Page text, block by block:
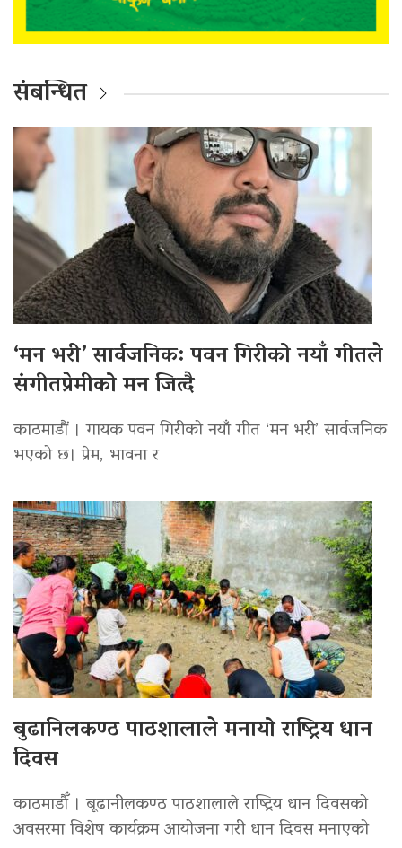
संबन्धित
‘मन भरी’ सार्वजनिक: पवन गिरीको नयाँ गीतले
संगीतप्रेमीको मन जित्दै
काठमाडौं । गायक पवन गिरीको नयाँ गीत ‘मन भरी’ सार्वजनिक
भएको छ। प्रेम, भावना र
बुढानिलकण्ठ पाठशालाले मनायो राष्ट्रिय धान
दिवस
काठमाडौँ । बूढानीलकण्ठ पाठशालाले राष्ट्रिय धान दिवसको
अवसरमा विशेष कार्यक्रम आयोजना गरी धान दिवस मनाएको